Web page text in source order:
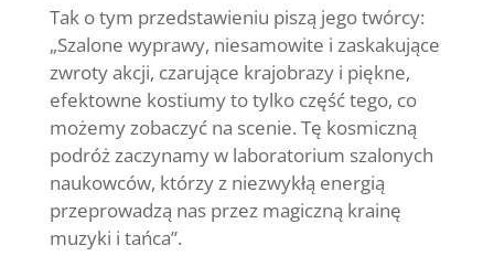
Tak o tym przedstawieniu piszą jego twórcy:
„Szalone wyprawy, niesamowite i zaskakujące
zwroty akcji, czarujące krajobrazy i piękne,
efektowne kostiumy to tylko część tego, co
możemy zobaczyć na scenie. Tę kosmiczną
podróż zaczynamy w laboratorium szalonych
naukowców, którzy z niezwykłą energią
przeprowadzą nas przez magiczną krainę
muzyki i tańca”.